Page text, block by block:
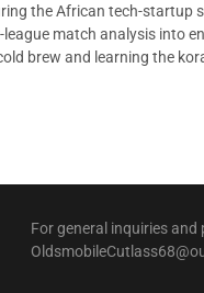
the African tech-startup
match analysis into
brew and learning the
For general inquiries and